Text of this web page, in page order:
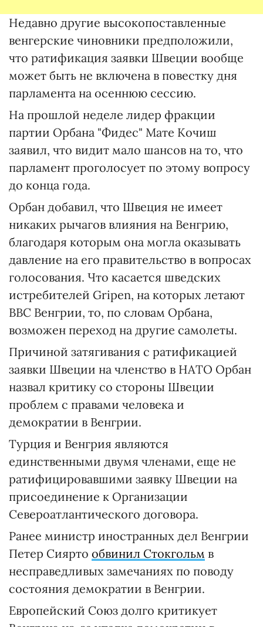
Недавно другие высокопоставленные
венгерские чиновники предположили,
что ратификация заявки Швеции вообще
может быть не включена в повестку дня
парламента на осеннюю сессию.
На прошлой неделе лидер фракции
партии Орбана "Фидес" Мате Кочиш
заявил, что видит мало шансов на то, что
парламент проголосует по этому вопросу
до конца года.
Орбан добавил, что Швеция не имеет
никаких рычагов влияния на Венгрию,
благодаря которым она могла оказывать
давление на его правительство в вопросах
голосования. Что касается шведских
истребителей Gripen, на которых летают
ВВС Венгрии, то, по словам Орбана,
возможен переход на другие самолеты.
Причиной затягивания с ратификацией
заявки Швеции на членство в НАТО Орбан
назвал критику со стороны Швеции
проблем с правами человека и
демократии в Венгрии.
Турция и Венгрия являются
единственными двумя членами, еще не
ратифицировавшими заявку Швеции на
присоединение к Организации
Североатлантического договора.
Ранее министр иностранных дел Венгрии
Петер Сиярто обвинил Стокгольм в
несправедливых замечаниях по поводу
состояния демократии в Венгрии.
Европейский Союз долго критикует